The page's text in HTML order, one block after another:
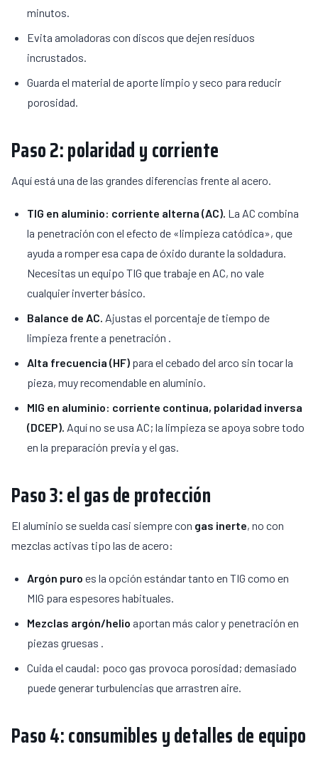
minutos.
Evita amoladoras con discos que dejen residuos
incrustados.
Guarda el material de aporte limpio y seco para reducir
porosidad.
Paso 2: polaridad y corriente
Aquí está una de las grandes diferencias frente al acero.
TIG en aluminio: corriente alterna (AC). La AC combina
la penetración con el efecto de «limpieza catódica», que
ayuda a romper esa capa de óxido durante la soldadura.
Necesitas un equipo TIG que trabaje en AC, no vale
cualquier inverter básico.
Balance de AC. Ajustas el porcentaje de tiempo de
limpieza frente a penetración .
Alta frecuencia (HF) para el cebado del arco sin tocar la
pieza, muy recomendable en aluminio.
MIG en aluminio: corriente continua, polaridad inversa
(DCEP). Aquí no se usa AC; la limpieza se apoya sobre todo
en la preparación previa y el gas.
Paso 3: el gas de protección
El aluminio se suelda casi siempre con gas inerte, no con
mezclas activas tipo las de acero:
Argón puro es la opción estándar tanto en TIG como en
MIG para espesores habituales.
Mezclas argón/helio aportan más calor y penetración en
piezas gruesas .
Cuida el caudal: poco gas provoca porosidad; demasiado
puede generar turbulencias que arrastren aire.
Paso 4: consumibles y detalles de equipo